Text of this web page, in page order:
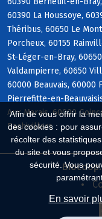
Afin de vous offrir la
des cookies : pour
récolter des
du site et vous
sécurité. Vous
En savoir
60390 La Houssoye,
Théribus, 60650 Le
Porcheux, 60155
St-Léger-en-Bray,
Valdampierre, 60650
60000 Beauvais, 60000
Pierrefitte-en-
Aux Marais, 60000
Bachivillers